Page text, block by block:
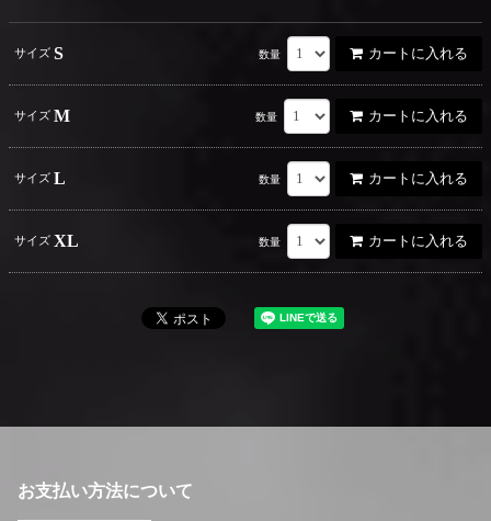
サイズ S 数量 カートに入れる
サイズ M 数量 カートに入れる
サイズ L 数量 カートに入れる
サイズ XL 数量 カートに入れる
お支払い方法について